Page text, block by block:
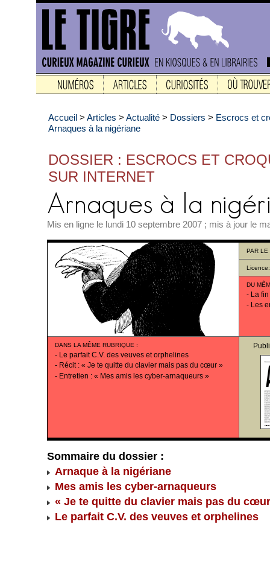
Accueil > Articles > Actualité > Dossiers > Escrocs et
Arnaques à la nigériane
DOSSIER : ESCROCS ET
SUR INTERNET
Mis en ligne le lundi 10 septembre 2007 ; mis à jour le
PAR LE
DU
- La
- Les
DANS LA MÊME RUBRIQUE :
- Le parfait C.V. des veuves et orphelines
- Récit : « Je te quitte du clavier mais pas du cœur »
- Entretien : « Mes amis les cyber-arnaqueurs »
Sommaire du dossier :
Arnaque à la nigériane
Mes amis les cyber-arnaqueurs
« Je te quitte du clavier mais pas du
Le parfait C.V. des veuves et orphelines